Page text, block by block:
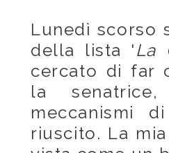
Lunedì scorso
della lista 'La
cercato di far
la
meccanismi
riuscito. La